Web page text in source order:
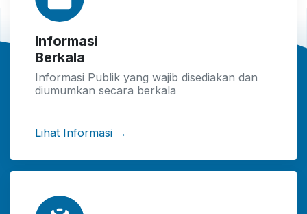
Informasi
Berkala
Informasi Publik yang wajib disediakan dan
diumumkan secara berkala
Lihat Informasi →